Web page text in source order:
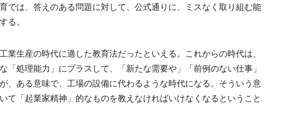
では、答えのある問題に対して、公式通りに、ミスなく取り組む能
る。
業生産の時代に適した教育法だったといえる。これからの時代は、
「処理能力」にプラスして、「新たな需要や」「前例のない仕事」
、ある意味で、工場の設備に代わるような時代になる。そういう意
て「起業家精神」的なものを教えなければいけなくなるということ